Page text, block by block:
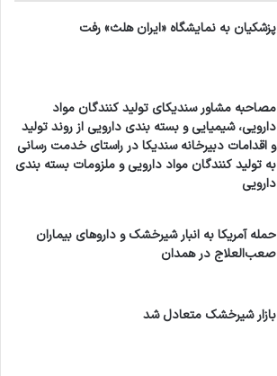
پزشکیان به نمایشگاه «ایران هلث» رفت
مصاحبه مشاور سندیکای تولید کنندگان مواد
دارویی، شیمیایی و بسته بندی دارویی از روند تولید
و اقدامات دبیرخانه سندیکا در راستای خدمت رسانی
به تولید کنندگان مواد دارویی و ملزومات بسته بندی
دارویی
حمله آمریکا به انبار شیرخشک و داروهای بیماران
صعب‌العلاج در همدان
بازار شیرخشک متعادل شد